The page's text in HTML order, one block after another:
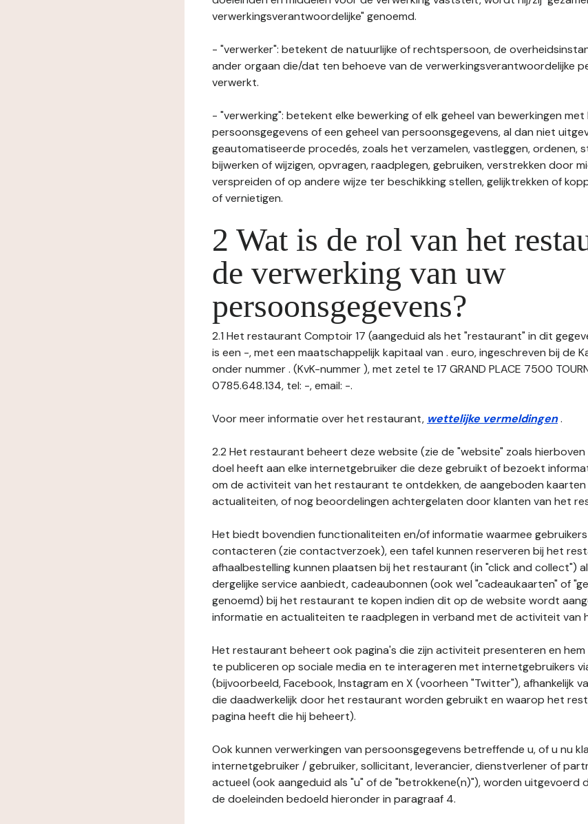
verwerkingsverantwoordelijke" genoemd.
- "verwerker": betekent de natuurlijke of rechtspersoon, de
ander orgaan die/dat ten behoeve van de verwerkingsverantwoordelijke
verwerkt.
- "verwerking": betekent elke bewerking of elk geheel van bewerkingen
persoonsgegevens of een geheel van persoonsgegevens, al dan niet
geautomatiseerde procedés, zoals het verzamelen, vastleggen, ordenen,
bijwerken of wijzigen, opvragen, raadplegen, gebruiken, verstrekken door
verspreiden of op andere wijze ter beschikking stellen, gelijktrekken of
of vernietigen.
2 Wat is de rol van het
de verwerking van uw
persoonsgegevens?
2.1 Het restaurant Comptoir 17 (aangeduid als het "restaurant" in dit
is een -, met een maatschappelijk kapitaal van . euro, ingeschreven bij de
onder nummer . (KvK-nummer ), met zetel te 17 GRAND PLACE 7500
0785.648.134, tel: -, email: -.
Voor meer informatie over het restaurant, wettelijke vermeldingen.
2.2 Het restaurant beheert deze website (zie de "website" zoals
doel heeft aan elke internetgebruiker die deze gebruikt of bezoekt
om de activiteit van het restaurant te ontdekken, de aangeboden kaarten
actualiteiten, of nog beoordelingen achtergelaten door klanten van het
Het biedt bovendien functionaliteiten en/of informatie waarmee
contacteren (zie contactverzoek), een tafel kunnen reserveren bij het
afhaalbestelling kunnen plaatsen bij het restaurant (in "click and collect")
dergelijke service aanbiedt, cadeaubonnen (ook wel "cadeaukaarten" of
genoemd) bij het restaurant te kopen indien dit op de website wordt
informatie en actualiteiten te raadplegen in verband met de activiteit van
Het restaurant beheert ook pagina's die zijn activiteit presenteren en
te publiceren op sociale media en te interageren met internetgebruikers
(bijvoorbeeld, Facebook, Instagram en X (voorheen "Twitter"), afhankelijk
die daadwerkelijk door het restaurant worden gebruikt en waarop het
pagina heeft die hij beheert).
Ook kunnen verwerkingen van persoonsgegevens betreffende u, of u nu
internetgebruiker / gebruiker, sollicitant, leverancier, dienstverlener of
actueel (ook aangeduid als "u" of de "betrokkene(n)"), worden
de doeleinden bedoeld hieronder in paragraaf 4.